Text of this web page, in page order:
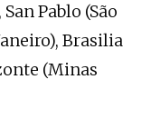
Pablo (São
Brasilia
(Minas